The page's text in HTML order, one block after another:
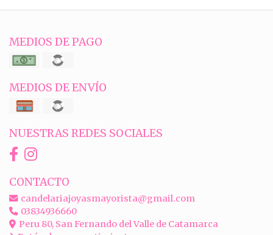
MEDIOS DE PAGO
MEDIOS DE ENVÍO
NUESTRAS REDES SOCIALES
CONTACTO
candelariajoyasmayorista@gmail.com
03834936660
Peru 80, San Fernando del Valle de Catamarca